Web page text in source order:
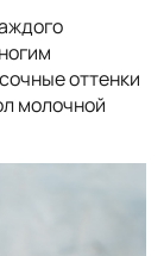
оттенки
молочной